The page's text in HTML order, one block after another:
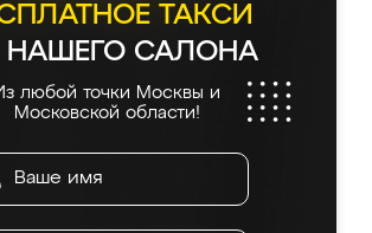
ТАКСИ
САЛОНА
любой точки Москвы и
Московской области!